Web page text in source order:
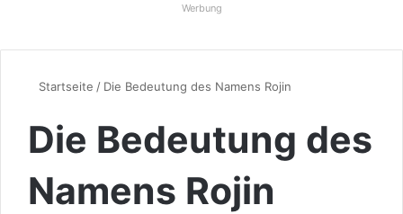
Werbung
Startseite / Die Bedeutung des Namens Rojin
Die Bedeutung des
Namens Rojin